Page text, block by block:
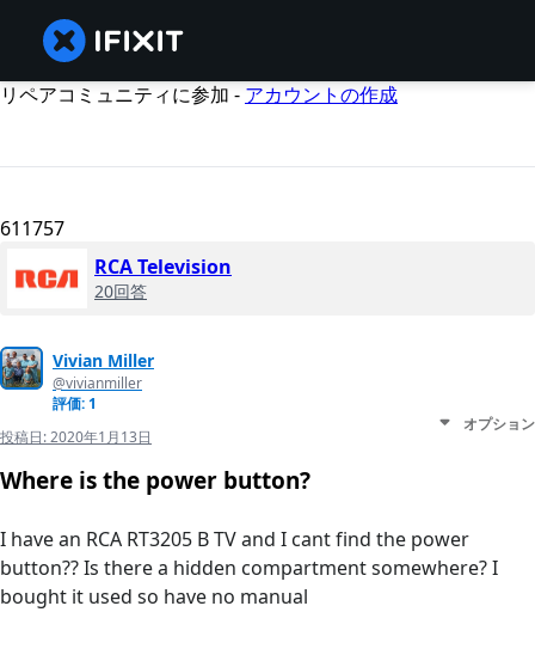
リペアコミュニティに参加 - アカウントの作成
611757
RCA Television
20回答
Vivian Miller
@vivianmiller
評価: 1
投稿日:2020年1月13日
オプション
Where is the power button?
I have an RCA RT3205 B TV and I cant find the power
button?? Is there a hidden compartment somewhere? I
bought it used so have no manual